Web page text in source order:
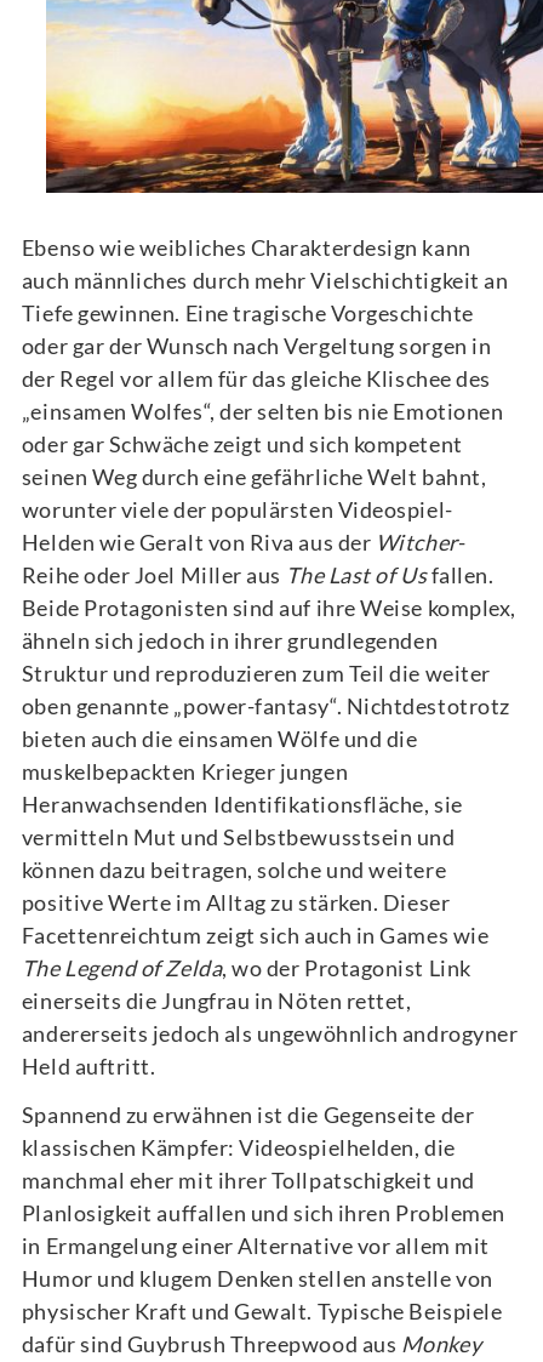
Ebenso wie weibliches Charakterdesign kann
auch männliches durch mehr Vielschichtigkeit an
Tiefe gewinnen. Eine tragische Vorgeschichte
oder gar der Wunsch nach Vergeltung sorgen in
der Regel vor allem für das gleiche Klischee des
„einsamen Wolfes“, der selten bis nie Emotionen
oder gar Schwäche zeigt und sich kompetent
seinen Weg durch eine gefährliche Welt bahnt,
worunter viele der populärsten Videospiel-
Helden wie Geralt von Riva aus der Witcher-
Reihe oder Joel Miller aus The Last of Usfallen.
Beide Protagonisten sind auf ihre Weise komplex,
ähneln sich jedoch in ihrer grundlegenden
Struktur und reproduzieren zum Teil die weiter
oben genannte „power-fantasy“. Nichtdestotrotz
bieten auch die einsamen Wölfe und die
muskelbepackten Krieger jungen
Heranwachsenden Identifikationsfläche, sie
vermitteln Mut und Selbstbewusstsein und
können dazu beitragen, solche und weitere
positive Werte im Alltag zu stärken. Dieser
Facettenreichtum zeigt sich auch in Games wie
The Legend of Zelda, wo der Protagonist Link
einerseits die Jungfrau in Nöten rettet,
andererseits jedoch als ungewöhnlich androgyner
Held auftritt.
Spannend zu erwähnen ist die Gegenseite der
klassischen Kämpfer: Videospielhelden, die
manchmal eher mit ihrer Tollpatschigkeit und
Planlosigkeit auffallen und sich ihren Problemen
in Ermangelung einer Alternative vor allem mit
Humor und klugem Denken stellen anstelle von
physischer Kraft und Gewalt. Typische Beispiele
dafür sind Guybrush Threepwood aus Monkey